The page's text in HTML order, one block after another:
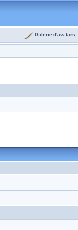
Galerie d'avatars